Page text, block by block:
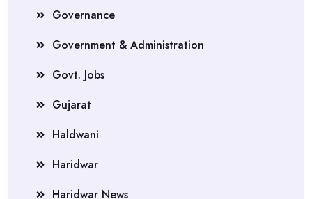
Governance
Government & Administration
Govt. Jobs
Gujarat
Haldwani
Haridwar
Haridwar News